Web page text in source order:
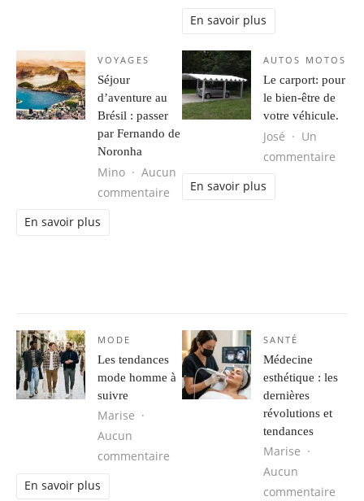
En savoir plus
VOYAGES
Séjour
d’aventure au
Brésil : passer
par Fernando de
Noronha
Mino
Aucun
commentaire sur Séjour d’aventure au Brésil :
En savoir plus
AUTOS MOTOS
Le carport: pour
le bien-être de
votre véhicule.
José
Un
commentaire
En savoir plus
MODE
Les tendances
mode homme à
suivre
Marise
Aucun
commentaire sur Les tendances mode homme à
En savoir plus
SANTÉ
Médecine
esthétique : les
dernières
révolutions et
tendances
Marise
Aucun
commentaire